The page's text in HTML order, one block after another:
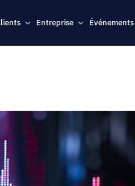
Entreprise Événements